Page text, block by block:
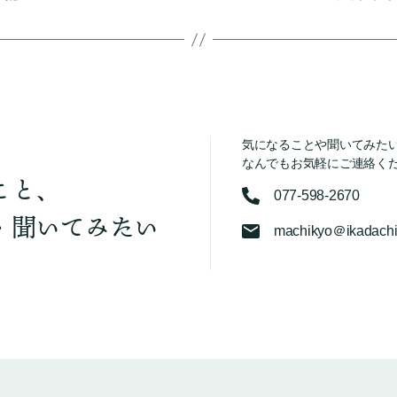
、
聞いてみたい
気になることや聞いてみた
なんでもお気軽にご連絡く
077-598-2670
machikyo＠